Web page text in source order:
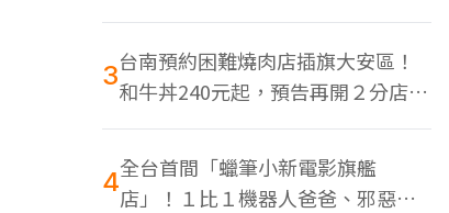
色美食多
3台南預約困難燒肉店插旗大安區！
和牛丼240元起，預告再開２分店、
地點曝光
4全台首間「蠟筆小新電影旗艦
店」！１比１機器人爸爸、邪惡正